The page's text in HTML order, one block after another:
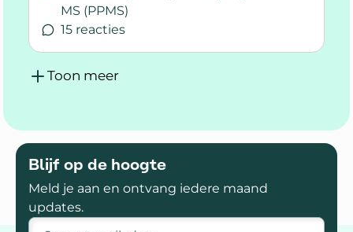
MS (PPMS)
15 reacties
Lees meer over Na 8 jaar langzaam verliezen,
Toon meer
Blijf op de hoogte
Meld je aan en ontvang iedere maand
updates.
E-mailadres